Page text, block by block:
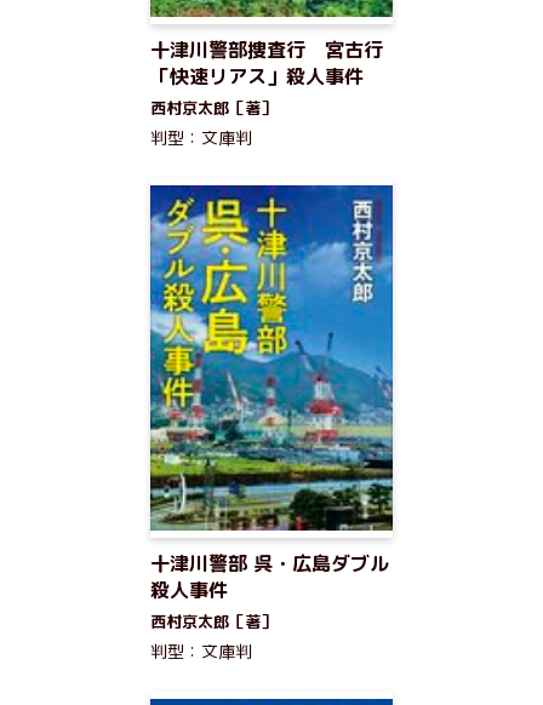
十津川警部捜査行 宮古行
「快速リアス」殺人事件
西村京太郎［著］
判型：文庫判
十津川警部 呉・広島ダブル
殺人事件
西村京太郎［著］
判型：文庫判